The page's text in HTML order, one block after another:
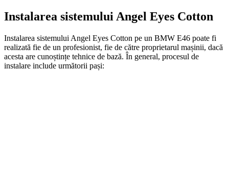
Instalarea sistemului Angel Eyes Cotton
Instalarea sistemului Angel Eyes Cotton pe un BMW E46 poate fi
realizată fie de un profesionist, fie de către proprietarul mașinii, dacă
acesta are cunoștințe tehnice de bază. În general, procesul de
instalare include următorii pași: